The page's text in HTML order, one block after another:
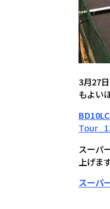
3月27
もよい
スーパ
上げま
スーパ